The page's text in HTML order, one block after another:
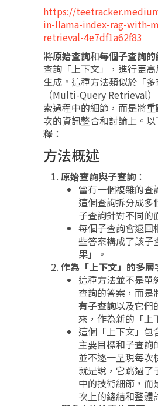
https://
in-llama-index-rag-with-
retrieval-4e7df1a62f83
將原始查詢和每個子查詢
查詢「上下文」，進行更
生成。這種方法類似於「多
（Multi-Query Retrieval
索過程中的細節，而是將
次的資訊整合和討論上。
釋：
方法概述
原始查詢與子查詢 ：
當有一個複雜的查
這個查詢拆分成多
子查詢針對不同的
每個子查詢會返回
些答案構成了該子
果」。
作為「上下文」的多層
這種方法並不是單
查詢的答案，而是
有子查詢以及它們
來，作為新的「上
這個「上下文」包
主要目標和子查詢
並不逐一呈現每次
就是說，它跳過了
中的技術細節，而
次上的總結和整體